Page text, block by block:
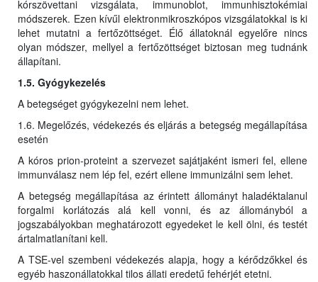
kórszövettani vizsgálata, immunoblot, immunhisztokémiai
módszerek. Ezen kívűl elektronmikroszkópos vizsgálatokkal is ki
lehet mutatni a fertőzöttséget. Élő állatoknál egyelőre nincs
olyan módszer, mellyel a fertőzöttséget biztosan meg tudnánk
állapítani.
1.5. Gyógykezelés
A betegséget gyógykezelni nem lehet.
1.6. Megelőzés, védekezés és eljárás a betegség megállapítása
esetén
A kóros prion-proteint a szervezet sajátjaként ismeri fel, ellene
immunválasz nem lép fel, ezért ellene immunizálni sem lehet.
A betegség megállapítása az érintett állományt haladéktalanul
forgalmi korlátozás alá kell vonni, és az állományból a
jogszabályokban meghatározott egyedeket le kell ölni, és testét
ártalmatlanítani kell.
A TSE-vel szembeni védekezés alapja, hogy a kérődzőkkel és
egyéb haszonállatokkal tilos állati eredetű fehérjét etetni.